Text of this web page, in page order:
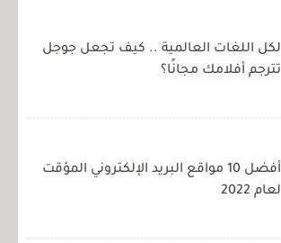
لكل اللغات العالمية .. كيف تجعل جوجل
تترجم أفلامك مجانًا؟
أفضل 10 مواقع البريد الإلكتروني المؤقت
لعام 2022